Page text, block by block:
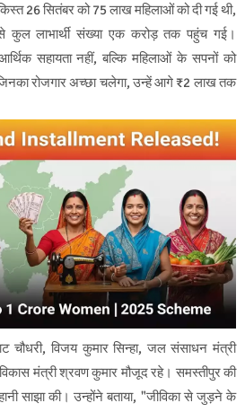
26 सितंबर को 75 लाख महिलाओं को दी गई थी,
लाभार्थी संख्या एक करोड़ तक पहुंच गई।
सहायता नहीं, बल्कि महिलाओं के सपनों को
रोजगार अच्छा चलेगा, उन्हें आगे ₹2 लाख तक
चौधरी, विजय कुमार सिन्हा, जल संसाधन मंत्री
मंत्री श्रवण कुमार मौजूद रहे। समस्तीपुर की
साझा की। उन्होंने बताया, "जीविका से जुड़ने के